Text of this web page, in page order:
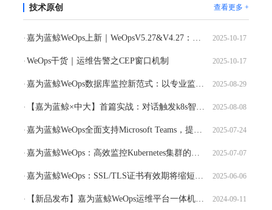
技术原创 查看更多 +
2025-10-17
WeOps干货｜运维告警之CEP窗口机制 2025-10-17
2025-08-29
2025-08-08
2025-07-24
2025-07-07
2025-06-06
【新品发布】嘉为蓝鲸WeOps运维平台一体机全新发布：高性价比、强大稳定、即插即用的企业级IT运维设备 2024-09-11